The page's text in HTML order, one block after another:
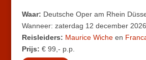
Waar: Deutsche Oper am Rhein
Wanneer: zaterdag 12 december 2026
Reisleiders: Maurice Wicheen
Prijs: € 99,- p.p.